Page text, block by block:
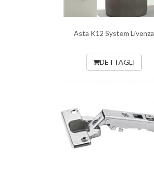
Asta K12 System Livenza
DETTAGLI